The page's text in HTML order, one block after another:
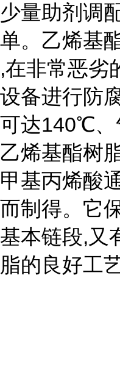
少量助剂调
单。乙烯基
,在非常恶劣
设备进行防
可达140℃、
乙烯基酯树
甲基丙烯酸
而制得。它
基本链段,又
脂的良好工